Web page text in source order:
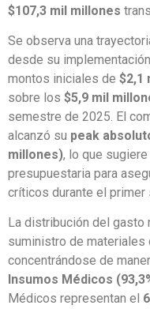
$107,3 mil millones
Se observa una
desde su
montos iniciales de $2,1
sobre los $5,9 mil
semestre de 2025. El
alcanzó su peak
millones), lo que
presupuestaria para
críticos durante el
La distribución del gasto
suministro de materiales
concentrándose de
Insumos Médicos
Médicos representan el